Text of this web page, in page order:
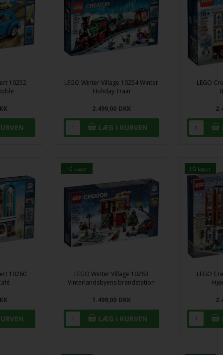
10252
LEGO Winter Village 10254 Winter
Holiday Train
2.499,00 DKK
LEGO
10260
På lager
LEGO Winter Village 10263
Vinterlandsbyens brandstation
1.499,00 DKK
På lager
LEGO